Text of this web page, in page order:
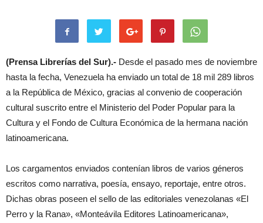
(Prensa Librerías del Sur).- Desde el pasado mes de noviembre
hasta la fecha, Venezuela ha enviado un total de 18 mil 289 libros
a la República de México, gracias al convenio de cooperación
cultural suscrito entre el Ministerio del Poder Popular para la
Cultura y el Fondo de Cultura Económica de la hermana nación
latinoamericana.
Los cargamentos enviados contenían libros de varios géneros
escritos como narrativa, poesía, ensayo, reportaje, entre otros.
Dichas obras poseen el sello de las editoriales venezolanas «El
Perro y la Rana», «Monteávila Editores Latinoamericana»,